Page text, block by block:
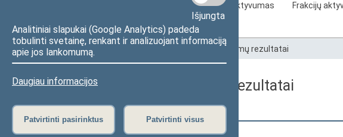
Išjungta
Analitiniai slapukai (Google Analytics) padeda
tobulinti svetainę, renkant ir analizuojant informaciją
apie jos lankomumą.
Daugiau informacijos
Patvirtinti pasirinktus Patvirtinti visus
Seimo narių aktyvumas Frakcijų
Seimo narių balsavimų rezultatai
Pradžia Seimo narių balsavimų rezultatai
Seimo narių balsavimų rezultatai
Pasirinkite kadenciją:
2024–2028 metų kadencija